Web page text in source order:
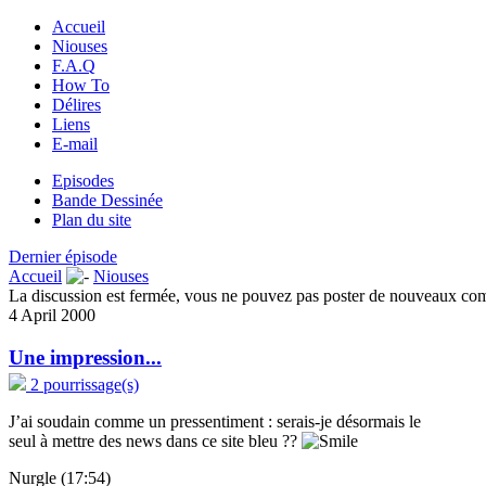
Accueil
Niouses
F.A.Q
How To
Délires
Liens
E-mail
Episodes
Bande Dessinée
Plan du site
Dernier épisode
Accueil
Niouses
La discussion est fermée, vous ne pouvez pas poster de nouveaux
4 April 2000
Une impression...
2 pourrissage(s)
J’ai soudain comme un pressentiment : serais-je désormais le
seul à mettre des news dans ce site bleu ??
Nurgle (17:54)